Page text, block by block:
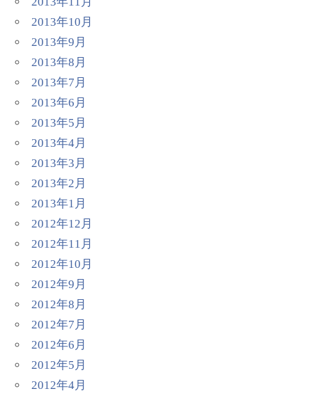
2013年10月
2013年9月
2013年8月
2013年7月
2013年6月
2013年5月
2013年4月
2013年3月
2013年2月
2013年1月
2012年12月
2012年11月
2012年10月
2012年9月
2012年8月
2012年7月
2012年6月
2012年5月
2012年4月